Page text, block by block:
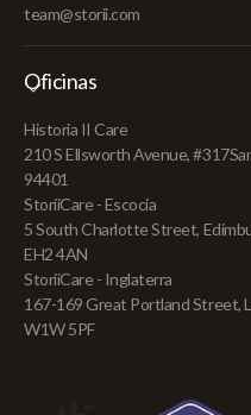
team@storii.com
Oficinas
Historia II Care
210 S Ellsworth Avenue,
94401
StoriiCare - Escocia
5 South Charlotte Street,
EH2 4AN
StoriiCare - Inglaterra
167-169 Great Portland Street,
W1W 5PF